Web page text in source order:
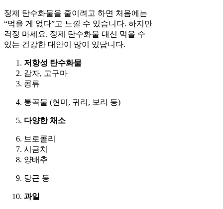
정제 탄수화물을 줄이려고 하면 처음에는
“먹을 게 없다”고 느낄 수 있습니다. 하지만
걱정 마세요. 정제 탄수화물 대신 먹을 수
있는 건강한 대안이 많이 있답니다.
저항성 탄수화물
감자, 고구마
콩류
통곡물 (현미, 귀리, 보리 등)
다양한 채소
브로콜리
시금치
양배추
당근 등
과일